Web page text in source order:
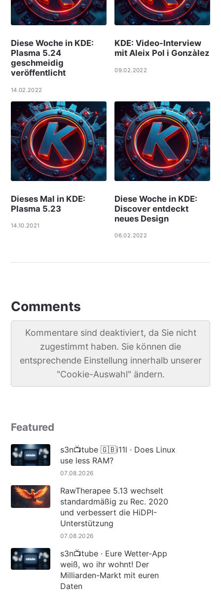
Diese Woche in KDE:
Plasma 5.24
geschmeidig
veröffentlicht
14.02.2022
KDE: Video-Interview
mit Aleix Pol i Gonzàlez
09.02.2022
Dieses Mal in KDE:
Plasma 5.23
14.10.2021
Diese Woche in KDE:
Discover entdeckt
neues Design
06.02.2022
Comments
Kommentare sind deaktiviert, da Sie nicht
zugestimmt haben. Sie können die
entsprechende Einstellung innerhalb unserer
"Cookie-Auswahl" ändern.
Featured
s3n📺tube 🇬🇧i11l · Does Linux
use less RAM?
07.08.2026
RawTherapee 5.13 wechselt
standardmäßig zu Rec. 2020
und verbessert die HiDPI-
Unterstützung
07.08.2026
s3n📺tube · Eure Wetter-App
weiß, wo ihr wohnt! Der
Milliarden-Markt mit euren
Daten